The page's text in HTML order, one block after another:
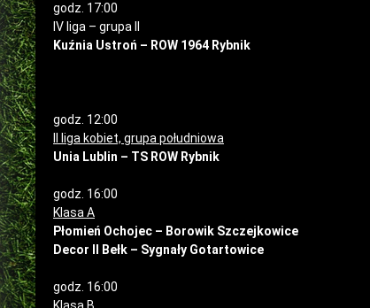
godz. 17:00
IV liga – grupa II
Kuźnia Ustroń – ROW 1964 Rybnik
godz. 12:00
II liga kobiet, grupa południowa
Unia Lublin – TS ROW Rybnik
godz. 16:00
Klasa A
Płomień Ochojec – Borowik Szczejkowice
Decor II Bełk – Sygnały Gotartowice
godz. 16:00